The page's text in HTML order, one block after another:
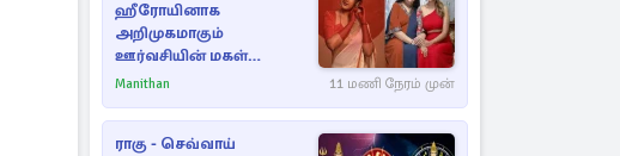
ஹீரோயினாக
அறிமுகமாகும்
ஊர்வசியின் மகள்
தேஜலட்சுமி!
Manithan 11 மணி நேரம் முன்
ராகு - செவ்வாய்